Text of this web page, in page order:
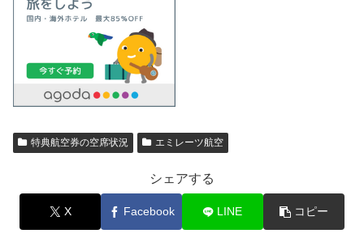
特典航空券の空席状況 エミレーツ航空
シェアする
X Facebook LINE コピー